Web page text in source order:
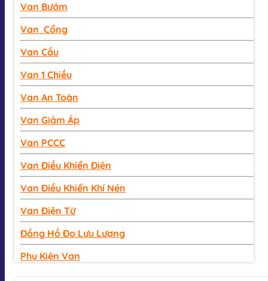
Van Bướm
Van Cổng
Van Cầu
Van 1 Chiều
Van An Toàn
Van Giảm Áp
Van PCCC
Van Điều Khiển Điện
Van Điều Khiển Khí Nén
Van Điện Từ
Đồng Hồ Đo Lưu Lượng
Phụ Kiện Van